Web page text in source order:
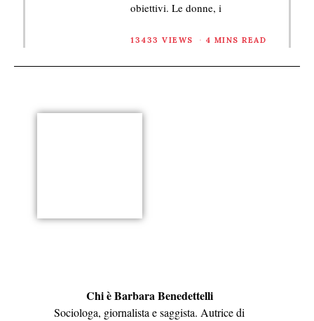
obiettivi. Le donne, i
13433 VIEWS 4 MINS READ
Chi è Barbara Benedettelli
Sociologa, giornalista e saggista. Autrice di